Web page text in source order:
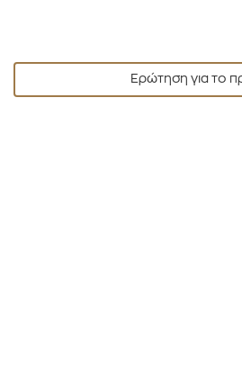
Ερώτηση για το